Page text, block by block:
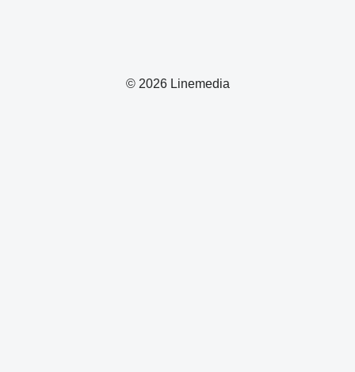
© 2026 Linemedia